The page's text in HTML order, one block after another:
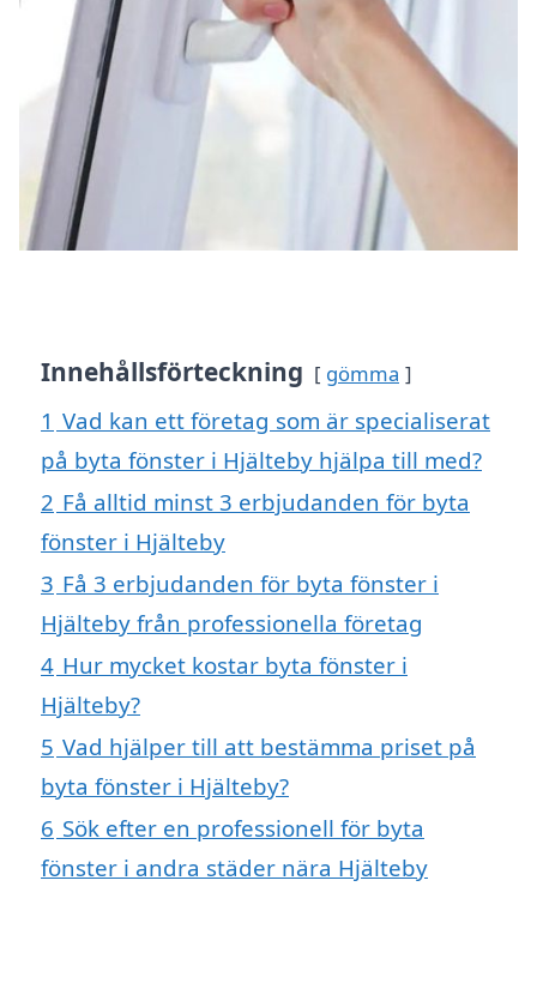
Innehållsförteckning gömma
1 Vad kan ett företag som är specialiserat
på byta fönster i Hjälteby hjälpa till med?
2 Få alltid minst 3 erbjudanden för byta
fönster i Hjälteby
3 Få 3 erbjudanden för byta fönster i
Hjälteby från professionella företag
4 Hur mycket kostar byta fönster i
Hjälteby?
5 Vad hjälper till att bestämma priset på
byta fönster i Hjälteby?
6 Sök efter en professionell för byta
fönster i andra städer nära Hjälteby